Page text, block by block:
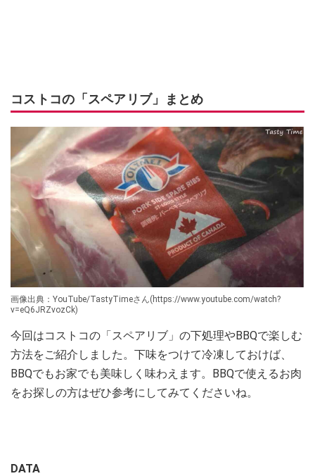
コストコの「スペアリブ」まとめ
画像出典：YouTube/TastyTimeさん(https://www.youtube.com/watch?
v=eQ6JRZvozCk)
今回はコストコの「スペアリブ」の下処理やBBQで楽しむ
方法をご紹介しました。下味をつけて冷凍しておけば、
BBQでもお家でも美味しく味わえます。BBQで使えるお肉
をお探しの方はぜひ参考にしてみてくださいね。
DATA